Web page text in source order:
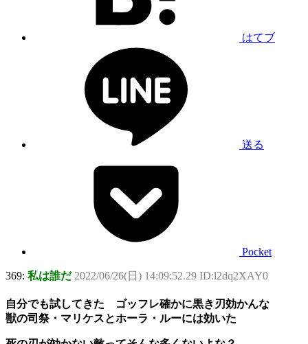
はてブ
送る
Pocket
369: 私は誰だ 2022/06/26(日) 14:09:52.29 ID:l2dq2XAY0
自分でも試してきた ゴッフレ確かに黒き刃効かんな
獣の司祭・マリケスとホーラ・ルーには効いた